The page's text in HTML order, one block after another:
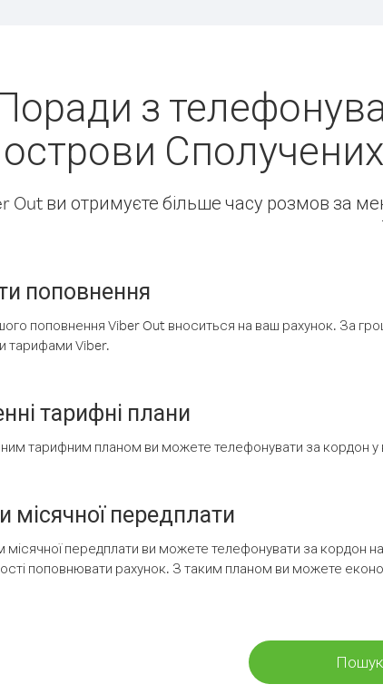
з
острови
Out ви отримуєте більше часу розмов за
поповнення
поповнення Viber Out вноситься на ваш рахунок. За
тарифами Viber.
тарифні плани
тарифним планом ви можете телефонувати за кордон у
місячної передплати
місячної передплати ви можете телефонувати за кордон
поповнювати рахунок. З таким планом ви можете
Пошук